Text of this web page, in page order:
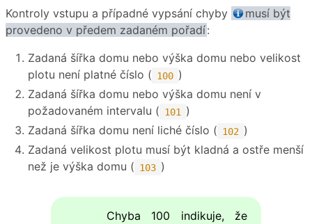
Kontroly vstupu a případné vypsání chyby
musí být
provedeno v předem zadaném pořadí:
Zadaná šířka domu nebo výška domu nebo velikost
plotu není platné číslo ( 100 )
Zadaná šířka domu nebo výška domu není v
požadovaném intervalu ( 101
)
Zadaná šířka domu není liché číslo ( 102 )
Zadaná velikost plotu musí být kladná a ostře menší
než je výška domu ( 103 )
Chyba 100 indikuje, že